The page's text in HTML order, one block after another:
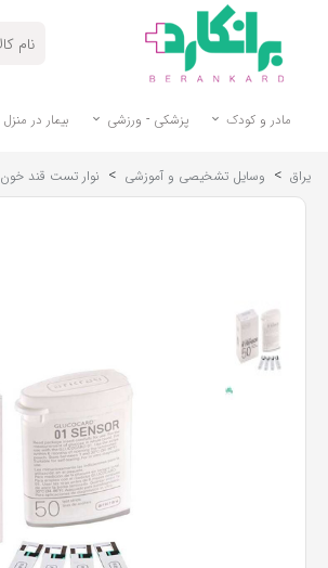
مادر و کودک پزشکی - ورزشی بیمار در منزل
یراق > وسایل تشخیصی و آموزشی > نوار تست قند خون